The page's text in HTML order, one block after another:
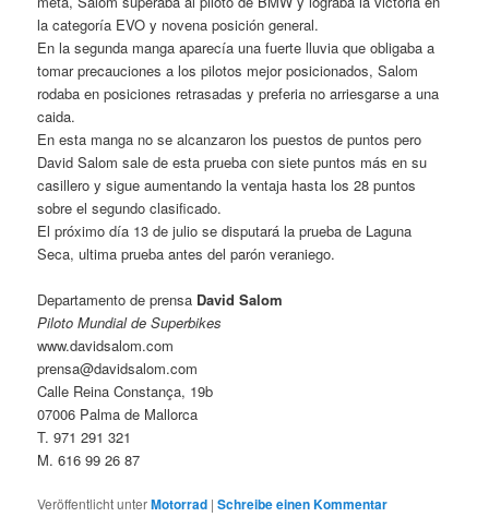
la categoría EVO y novena posición general.
En la segunda manga aparecía una fuerte lluvia que obligaba a
tomar precauciones a los pilotos mejor posicionados, Salom
rodaba en posiciones retrasadas y preferia no arriesgarse a una
caida.
En esta manga no se alcanzaron los puestos de puntos pero
David Salom sale de esta prueba con siete puntos más en su
casillero y sigue aumentando la ventaja hasta los 28 puntos
sobre el segundo clasificado.
El próximo día 13 de julio se disputará la prueba de Laguna
Seca, ultima prueba antes del parón veraniego.
Departamento de prensa David Salom
Piloto Mundial de Superbikes
www.davidsalom.com
prensa@davidsalom.com
Calle Reina Constança, 19b
07006 Palma de Mallorca
T. 971 291 321
M. 616 99 26 87
Veröffentlicht unterMotorrad |Schreibe einen Kommentar